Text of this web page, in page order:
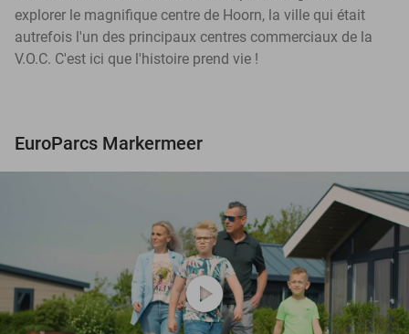
explorer le magnifique centre de Hoorn, la ville qui était
autrefois l'un des principaux centres commerciaux de la
V.O.C. C'est ici que l'histoire prend vie !
EuroParcs Markermeer
play_circle